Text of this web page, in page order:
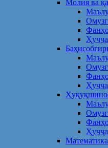
Молия ва